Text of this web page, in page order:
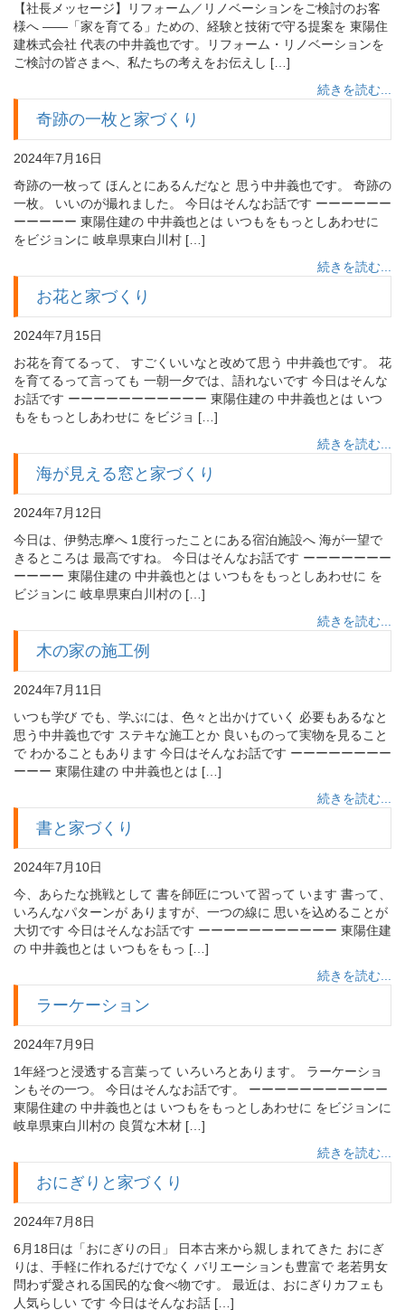
【社長メッセージ】リフォーム／リノベーションをご検討のお客
様へ ――「家を育てる」ための、経験と技術で守る提案を 東陽住
建株式会社 代表の中井義也です。リフォーム・リノベーションを
ご検討の皆さまへ、私たちの考えをお伝えし […]
続きを読む...
奇跡の一枚と家づくり
2024年7月16日
奇跡の一枚って ほんとにあるんだなと 思う中井義也です。 奇跡の
一枚。 いいのが撮れました。 今日はそんなお話です ーーーーーー
ーーーーー 東陽住建の 中井義也とは いつもをもっとしあわせに
をビジョンに 岐阜県東白川村 […]
続きを読む...
お花と家づくり
2024年7月15日
お花を育てるって、 すごくいいなと改めて思う 中井義也です。 花
を育てるって言っても 一朝一夕では、語れないです 今日はそんな
お話です ーーーーーーーーーーー 東陽住建の 中井義也とは いつ
もをもっとしあわせに をビジョ […]
続きを読む...
海が見える窓と家づくり
2024年7月12日
今日は、伊勢志摩へ 1度行ったことにある宿泊施設へ 海が一望で
きるところは 最高ですね。 今日はそんなお話です ーーーーーーー
ーーーー 東陽住建の 中井義也とは いつもをもっとしあわせに を
ビジョンに 岐阜県東白川村の […]
続きを読む...
木の家の施工例
2024年7月11日
いつも学び でも、学ぶには、色々と出かけていく 必要もあるなと
思う中井義也です ステキな施工とか 良いものって実物を見ること
で わかることもあります 今日はそんなお話です ーーーーーーーー
ーーー 東陽住建の 中井義也とは […]
続きを読む...
書と家づくり
2024年7月10日
今、あらたな挑戦として 書を師匠について習って います 書って、
いろんなパターンが ありますが、一つの線に 思いを込めることが
大切です 今日はそんなお話です ーーーーーーーーーーー 東陽住建
の 中井義也とは いつもをもっ […]
続きを読む...
ラーケーション
2024年7月9日
1年経つと浸透する言葉って いろいろとあります。 ラーケーショ
ンもその一つ。 今日はそんなお話です。 ーーーーーーーーーーー
東陽住建の 中井義也とは いつもをもっとしあわせに をビジョンに
岐阜県東白川村の 良質な木材 […]
続きを読む...
おにぎりと家づくり
2024年7月8日
6月18日は「おにぎりの日」 日本古来から親しまれてきた おにぎ
りは、手軽に作れるだけでなく バリエーションも豊富で 老若男女
問わず愛される国民的な食べ物です。 最近は、おにぎりカフェも
人気らしい です 今日はそんなお話 […]